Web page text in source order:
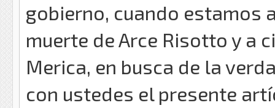
gobierno, cuando estamos
muerte de Arce Risotto y a
Merica, en busca de la
con ustedes el presente